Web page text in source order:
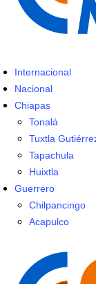
Internacional
Nacional
Chiapas
Tonalá
Tuxtla
Tapachula
Huixtla
Guerrero
Chilpancingo
Acapulco